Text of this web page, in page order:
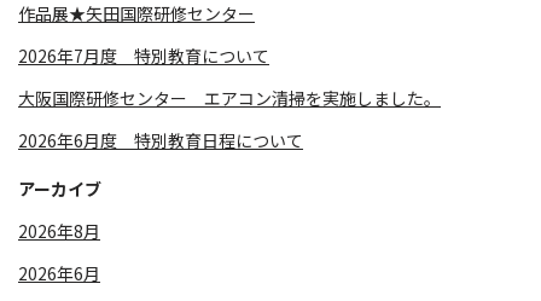
作品展★矢田国際研修センター
2026年7月度 特別教育について
大阪国際研修センター エアコン清掃を実施しました。
2026年6月度 特別教育日程について
アーカイブ
2026年8月
2026年6月